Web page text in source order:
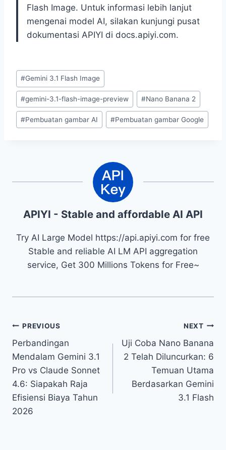
Flash Image. Untuk informasi lebih lanjut
mengenai model AI, silakan kunjungi pusat
dokumentasi APIYI di docs.apiyi.com.
Post
Tags:
#Gemini 3.1 Flash Image
#gemini-3.1-flash-image-preview #Nano Banana 2
#Pembuatan gambar AI #Pembuatan gambar Google
APIYI - Stable and affordable AI API
Try AI Large Model https://api.apiyi.com for free
Stable and reliable AI LM API aggregation
service, Get 300 Millions Tokens for Free~
Navigasi
pos
PREVIOUS
Perbandingan
Mendalam Gemini 3.1
Pro vs Claude Sonnet
4.6: Siapakah Raja
Efisiensi Biaya Tahun
2026
NEXT
Uji Coba Nano Banana
2 Telah Diluncurkan: 6
Temuan Utama
Berdasarkan Gemini
3.1 Flash